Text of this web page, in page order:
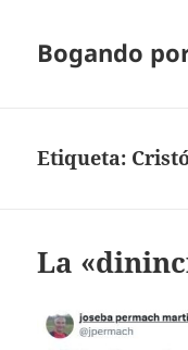
Bogando
Etiqueta:
La